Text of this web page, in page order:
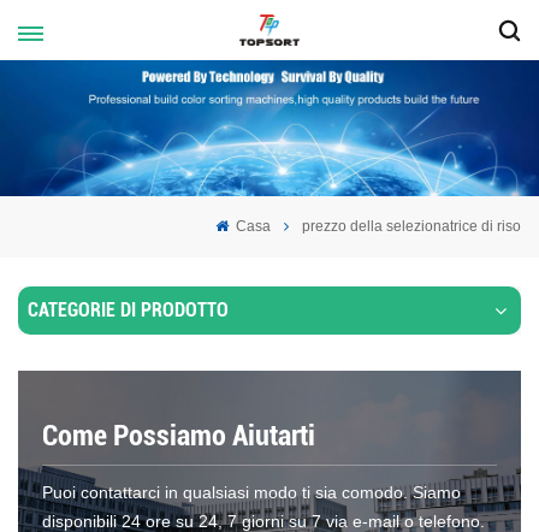
Casa prezzo della selezionatrice di riso
CATEGORIE DI PRODOTTO
Come Possiamo Aiutarti
Puoi contattarci in qualsiasi modo ti sia comodo. Siamo
disponibili 24 ore su 24, 7 giorni su 7 via e-mail o telefono.